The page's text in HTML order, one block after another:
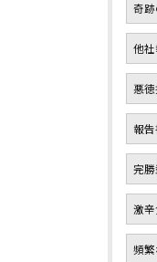
奇
他
悪
報
完
激
頻繁